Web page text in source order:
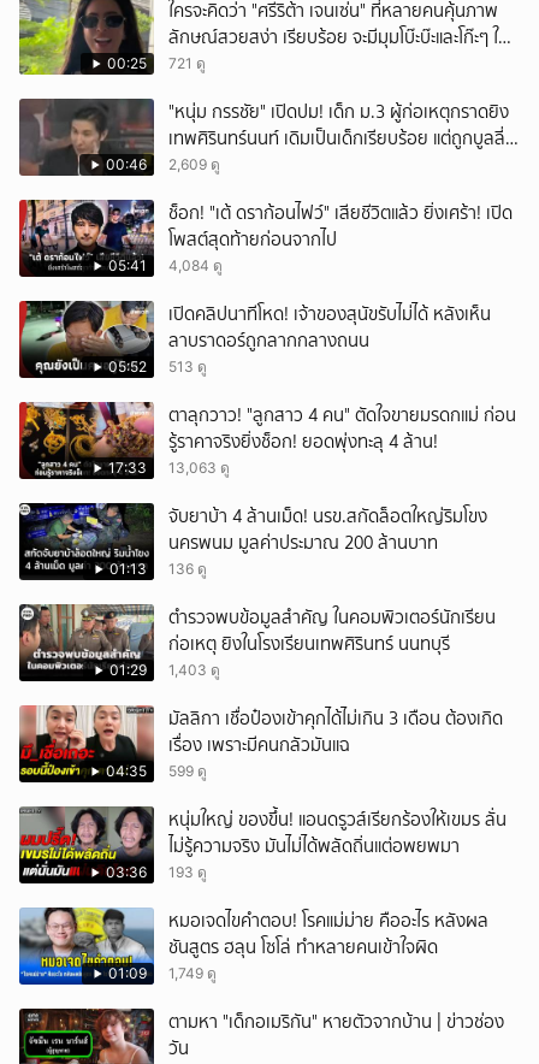
00:25
ใครจะคิดว่า "ศรีริต้า เจนเซ่น" ที่หลายคนคุ้นภาพ
ลักษณ์สวยสง่า เรียบร้อย จะมีมุมโบ๊ะบ๊ะและโก๊ะๆ ให้
ได้อมยิ้มเหมือนกัน งานนี้ทำเอาแฟนๆ ทั้งเอ็นดูทั้ง
721 ดู
00:46
"หนุ่ม กรรชัย" เปิดปม! เด็ก ม.3 ผู้ก่อเหตุกราดยิง
เทพศิรินทร์นนท์ เดิมเป็นเด็กเรียบร้อย แต่ถูกบูลลี่
หนัก คาดแรงกดดันสะสมกลายเป็นแรงแค้น จนก่อ
2,609 ดู
05:41
ช็อก! "เต้ ดราก้อนไฟว์" เสียชีวิตแล้ว ยิ่งเศร้า! เปิด
โพสต์สุดท้ายก่อนจากไป
4,084 ดู
05:52
เปิดคลิปนาทีโหด! เจ้าของสุนัขรับไม่ได้ หลังเห็น
ลาบราดอร์ถูกลากกลางถนน
513 ดู
17:33
ตาลุกวาว! "ลูกสาว 4 คน" ตัดใจขายมรดกแม่ ก่อน
รู้ราคาจริงยิ่งช็อก! ยอดพุ่งทะลุ 4 ล้าน!
13,063 ดู
01:13
จับยาบ้า 4 ล้านเม็ด! นรข.สกัดล็อตใหญ่ริมโขง
นครพนม มูลค่าประมาณ 200 ล้านบาท
136 ดู
01:29
ตำรวจพบข้อมูลสำคัญ ในคอมพิวเตอร์นักเรียน
ก่อเหตุ ยิงในโรงเรียนเทพศิรินทร์ นนทบุรี
1,403 ดู
04:35
มัลลิกา เชื่อป๋องเข้าคุกได้ไม่เกิน 3 เดือน ต้องเกิด
เรื่อง เพราะมีคนกลัวมันแฉ
599 ดู
03:36
หนุ่มใหญ่ ของขึ้น! แอนดรูวส์เรียกร้องให้เขมร ลั่น
ไม่รู้ความจริง มันไม่ได้พลัดถิ่นแต่อพยพมา
193 ดู
01:09
หมอเจดไขคำตอบ! โรคแม่ม่าย คืออะไร หลังผล
ชันสูตร ฮลุน โซโล่ ทำหลายคนเข้าใจผิด
1,749 ดู
ตามหา "เด็กอเมริกัน" หายตัวจากบ้าน | ข่าวช่อง
วัน